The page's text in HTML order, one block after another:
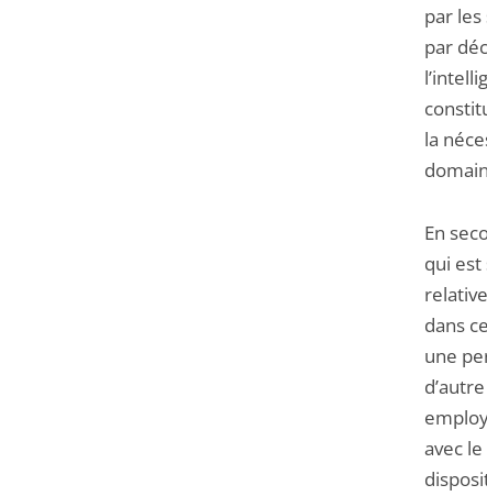
par
par
la
En
qui
dans
une
avec